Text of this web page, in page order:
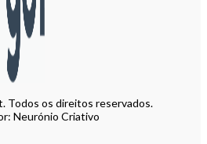
Todos os direitos reservados.
Neurónio Criativo